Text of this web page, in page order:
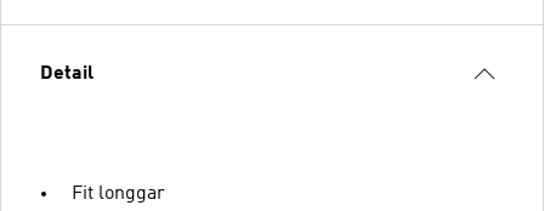
Detail
Fit longgar